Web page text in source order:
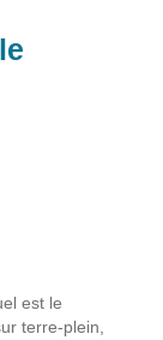
est le
terre-plein,